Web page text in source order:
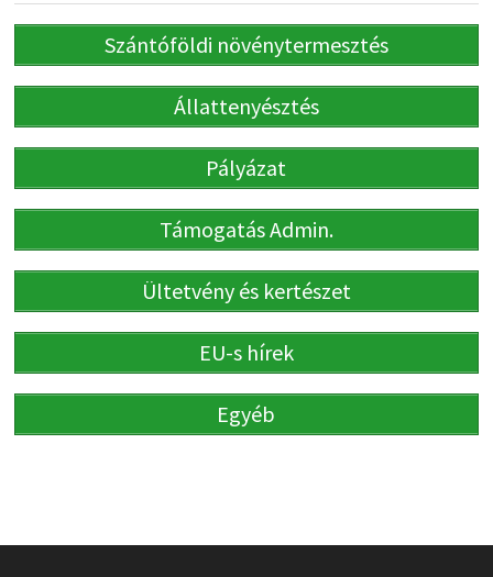
Szántóföldi növénytermesztés
Állattenyésztés
Pályázat
Támogatás Admin.
Ültetvény és kertészet
EU-s hírek
Egyéb